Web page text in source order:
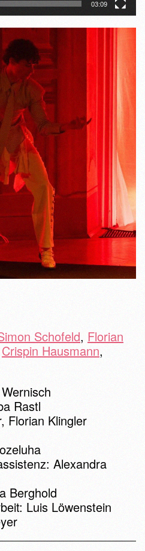
03:09
Schofeld, Florian
Crispin Hausmann,
Rastl
Florian Klingler
Alexandra
Berghold
Luis Löwenstein